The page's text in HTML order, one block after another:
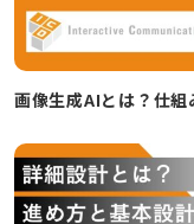
画像生成AIとは？仕